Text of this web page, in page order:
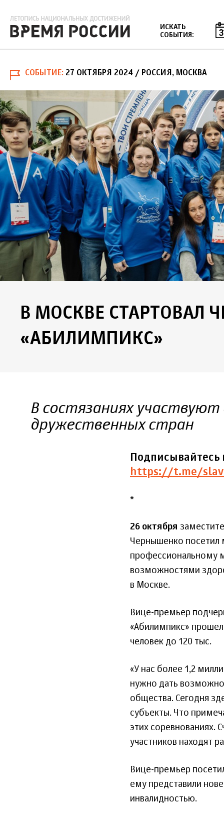
ИСКАТЬ
СОБЫТИЯ:
СОБЫТИЕ 27 ОКТЯБРЯ 2024 / РОССИЯ, МОСКВА
В МОСКВЕ СТАРТОВАЛ
«АБИЛИМПИКС»
В состязаниях участвуют
дружественных стран
https://t.me/
*
26 октября
Чернышенко посетил
профессиональному
возможностями
в Москве.
Вице-премьер
«Абилимпикс» прошел
человек до 120 тыс.
«У нас более 1,2
нужно дать
общества. Сегодня
субъекты. Что
этих соревнованиях.
участников находят
Вице-премьер
ему представили
инвалидностью.